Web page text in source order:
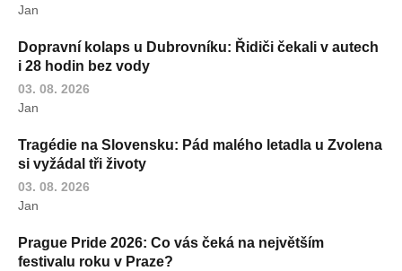
Jan
Dopravní kolaps u Dubrovníku: Řidiči čekali v autech
i 28 hodin bez vody
03. 08. 2026
Jan
Tragédie na Slovensku: Pád malého letadla u Zvolena
si vyžádal tři životy
03. 08. 2026
Jan
Prague Pride 2026: Co vás čeká na největším
festivalu roku v Praze?